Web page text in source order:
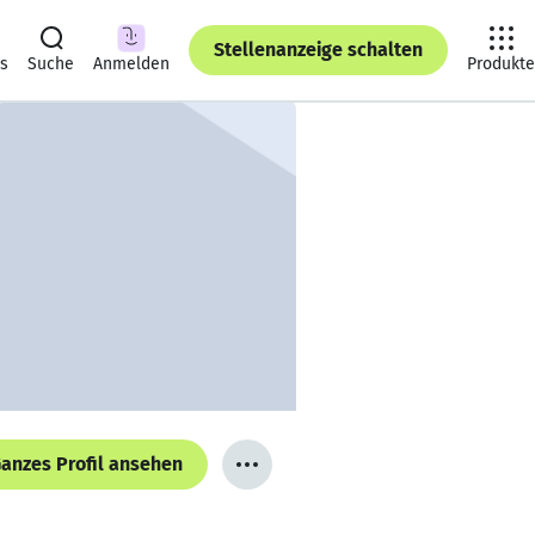
Suche Anmelden
Stellenanzeige schalten
Produkte
Profil ansehen